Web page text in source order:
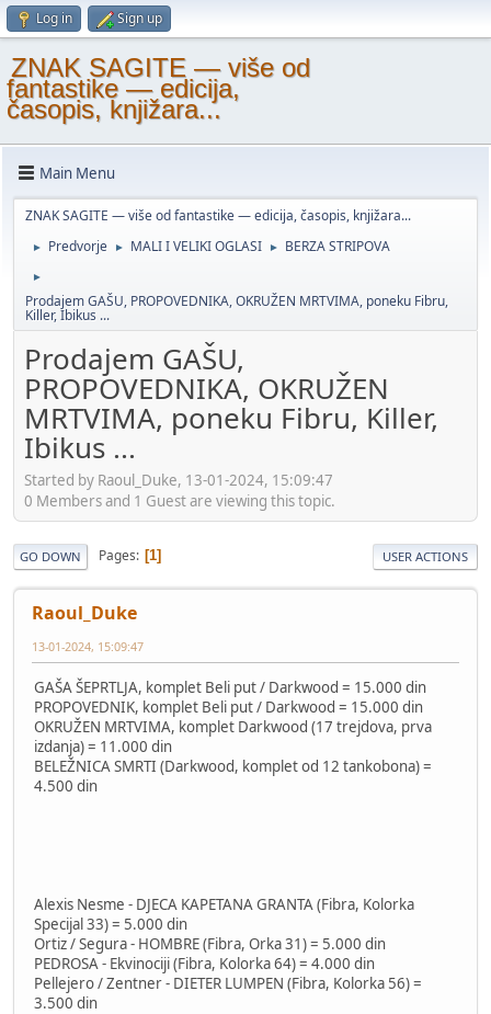
Log in Sign up
ZNAK SAGITE — više od
fantastike — edicija,
časopis, knjižara...
Main Menu
ZNAK SAGITE — više od fantastike — edicija, časopis, knjižara...
► Predvorje ► MALI I VELIKI OGLASI ► BERZA STRIPOVA
►
Prodajem GAŠU, PROPOVEDNIKA, OKRUŽEN MRTVIMA, poneku Fibru,
Killer, Ibikus ...
Prodajem GAŠU,
PROPOVEDNIKA, OKRUŽEN
MRTVIMA, poneku Fibru, Killer,
Ibikus ...
Started by Raoul_Duke, 13-01-2024, 15:09:47
0 Members and 1 Guest are viewing this topic.
GO DOWN Pages 1 USER ACTIONS
Raoul_Duke
13-01-2024, 15:09:47
GAŠA ŠEPRTLJA, komplet Beli put / Darkwood = 15.000 din
PROPOVEDNIK, komplet Beli put / Darkwood = 15.000 din
OKRUŽEN MRTVIMA, komplet Darkwood (17 trejdova, prva
izdanja) = 11.000 din
BELEŽNICA SMRTI (Darkwood, komplet od 12 tankobona) =
4.500 din
Alexis Nesme - DJECA KAPETANA GRANTA (Fibra, Kolorka
Specijal 33) = 5.000 din
Ortiz / Segura - HOMBRE (Fibra, Orka 31) = 5.000 din
PEDROSA - Ekvinociji (Fibra, Kolorka 64) = 4.000 din
Pellejero / Zentner - DIETER LUMPEN (Fibra, Kolorka 56) =
3.500 din